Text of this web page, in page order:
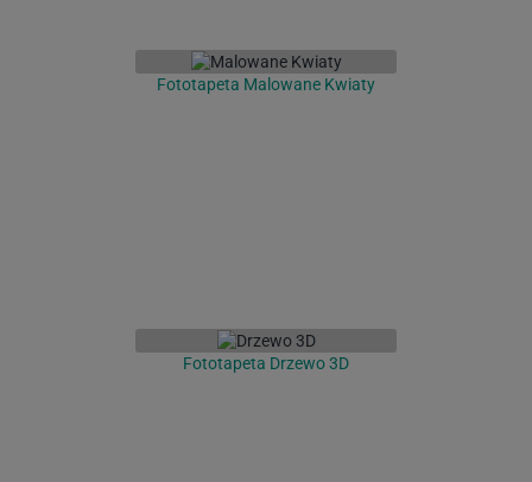
Fototapeta Malowane Kwiaty
Fototapeta Drzewo 3D